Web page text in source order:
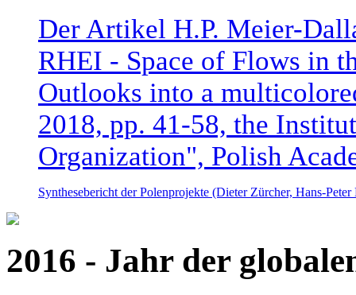
Der Artikel H.P. Meier-
RHEI - Space of Flows in
Outlooks into a
2018, pp. 41-58, the
Organization", Polish
Synthesebericht der Polenprojekte (Dieter Zürcher, Hans-
2016 - Jahr der